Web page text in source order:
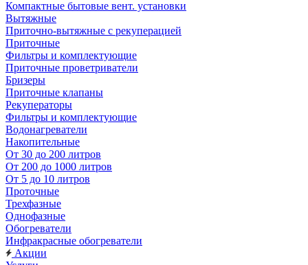
Компактные бытовые вент. установки
Вытяжные
Приточно-вытяжные с рекуперацией
Приточные
Фильтры и комплектующие
Приточные проветриватели
Бризеры
Приточные клапаны
Рекуператоры
Фильтры и комплектующие
Водонагреватели
Накопительные
От 30 до 200 литров
От 200 до 1000 литров
От 5 до 10 литров
Проточные
Трехфазные
Однофазные
Обогреватели
Инфракрасные обогреватели
Акции